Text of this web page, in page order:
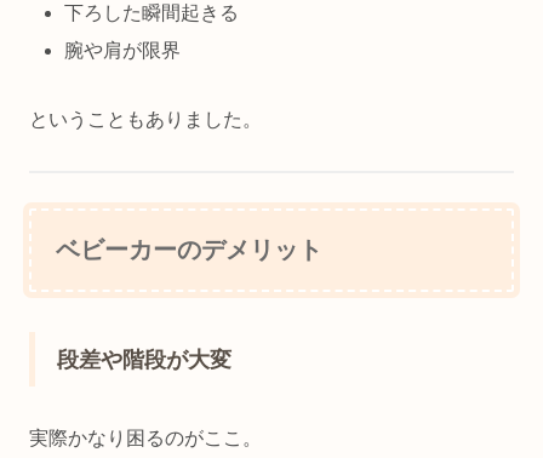
下ろした瞬間起きる
腕や肩が限界
ということもありました。
ベビーカーのデメリット
段差や階段が大変
実際かなり困るのがここ。